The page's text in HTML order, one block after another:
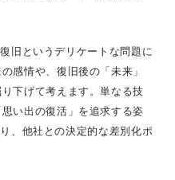
旧というデリケートな問題に
感情や、復旧後の「未来」
下げて考えます。単なる技
い出の復活」を追求する姿
、他社との決定的な差別化ポ